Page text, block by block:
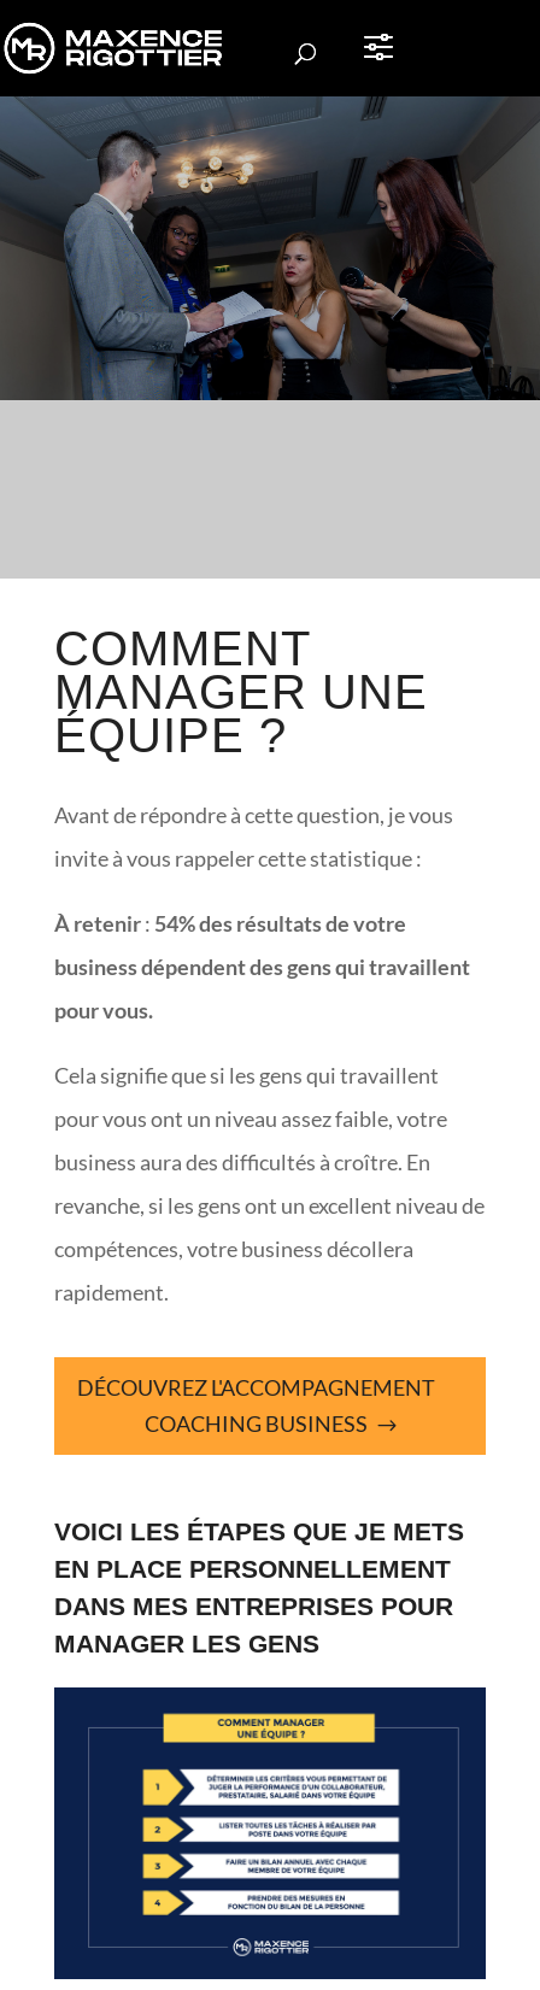
COMMENT
MANAGER UNE
ÉQUIPE ?
Avant de répondre à cette question, je vous
invite à vous rappeler cette statistique :
À retenir: 54% des résultats de votre
business dépendent des gens qui travaillent
pour vous.
Cela signifie que si les gens qui travaillent
pour vous ont un niveau assez faible, votre
business aura des difficultés à croître. En
revanche, si les gens ont un excellent niveau de
compétences, votre business décollera
rapidement.
DÉCOUVREZ L'ACCOMPAGNEMENT
COACHING BUSINESS
VOICI LES ÉTAPES QUE JE METS
EN PLACE PERSONNELLEMENT
DANS MES ENTREPRISES POUR
MANAGER LES GENS